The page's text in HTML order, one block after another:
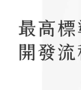
Untuk terma
https://oppay.tw/userRule
style">https://oppay.tw/
【Panduan
1. Perkhidmatan ini
mudah alih boleh
(Hanya untuk nombor
kelulusan boleh
pembayaran dalam
20% setahun akan
mendapatkan
untuk menggunakan
mempunyai sebarang
penggunaan pada data